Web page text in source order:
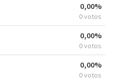
0,00%
0 votos
0,00%
0 votos
0,00%
0 votos